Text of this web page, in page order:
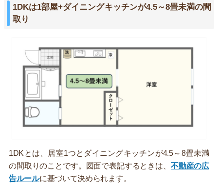
1DKは1部屋+ダイニングキッチンが4.5～8畳未満の間
取り
1DKとは、居室1つとダイニングキッチンが4.5～8畳未満
の間取りのことです。図面で表記するときは、 不動産の広
告ルールに基づいて決められます。